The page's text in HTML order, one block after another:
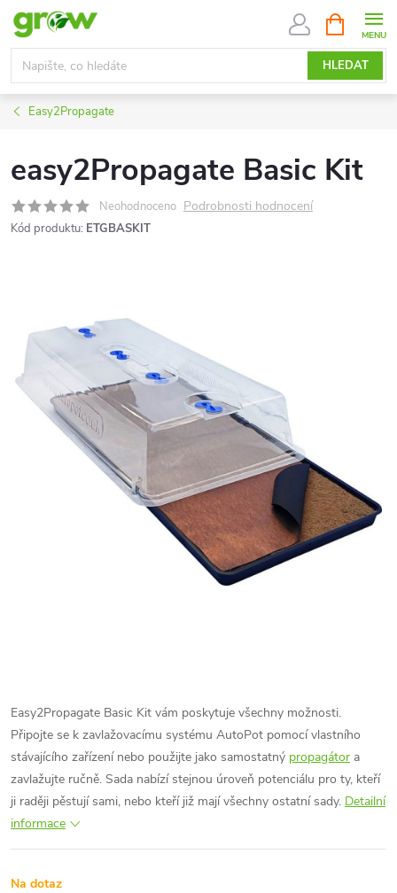
Přejít
obsah
HLEDAT
NÁKUPNÍ
KOŠÍK
Easy2Propagate
easy2Propagate Basic Kit
Neohodnoceno Podrobnosti hodnocení
Kód produktu: ETGBASKIT
Easy2Propagate Basic Kit vám poskytuje všechny možnosti.
Připojte se k zavlažovacímu systému AutoPot pomocí vlastního
stávajícího zařízení nebo použijte jako samostatný propagátor a
zavlažujte ručně. Sada nabízí stejnou úroveň potenciálu pro ty, kteří
ji raději pěstují sami, nebo kteří již mají všechny ostatní sady. Detailní
informace
Na dotaz